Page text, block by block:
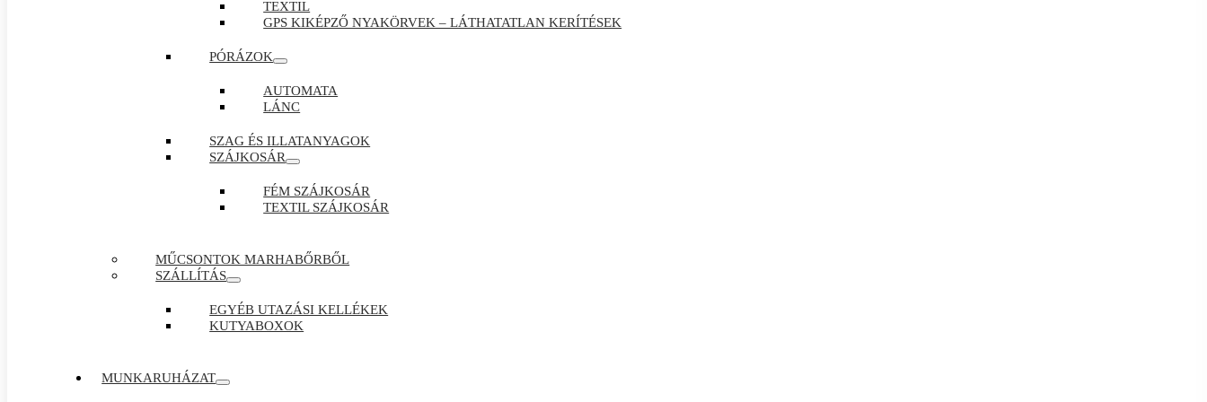
TEXTIL
GPS KIKÉPZŐ NYAKÖRVEK – LÁTHATATLAN KERÍTÉSEK
PÓRÁZOK
AUTOMATA
LÁNC
SZAG ÉS ILLATANYAGOK
SZÁJKOSÁR
FÉM SZÁJKOSÁR
TEXTIL SZÁJKOSÁR
MŰCSONTOK MARHABŐRBŐL
SZÁLLÍTÁS
EGYÉB UTAZÁSI KELLÉKEK
KUTYABOXOK
MUNKARUHÁZAT